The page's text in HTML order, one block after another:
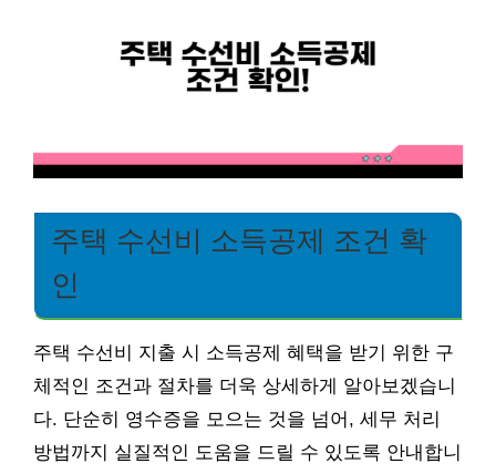
주택 수선비 소득공제 조건 확
인
주택 수선비 지출 시 소득공제 혜택을 받기 위한 구
체적인 조건과 절차를 더욱 상세하게 알아보겠습니
다. 단순히 영수증을 모으는 것을 넘어, 세무 처리
방법까지 실질적인 도움을 드릴 수 있도록 안내합니